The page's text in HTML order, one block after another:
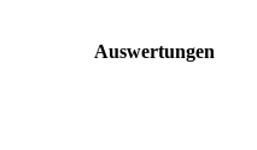
Auswertungen